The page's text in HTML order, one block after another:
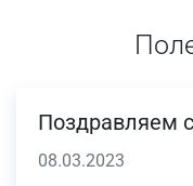
Поздравляем
08.03.2023